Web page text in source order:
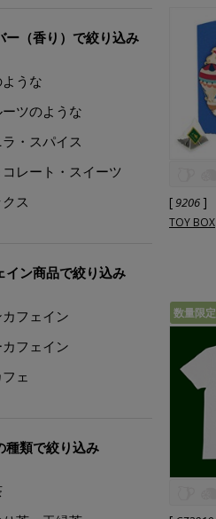
[9206 ]
TOY BOX
数量限定
ー（香り）で絞り込み
うな
ツのような
・スパイス
レート・スイーツ
ス
イン商品で絞り込み
カフェイン
カフェイン
ェ
種類で絞り込み